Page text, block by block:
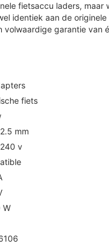
fietsaccu laders,
identiek aan de
garantie van
fiets
mm
v
W